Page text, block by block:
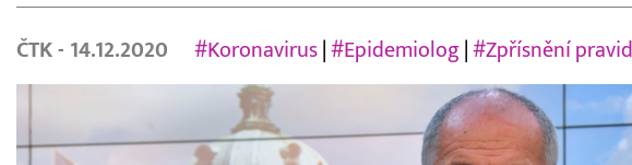
ČTK - 14.12.2020 #Koronavirus| #Epidemiolog| #Zpřísnění